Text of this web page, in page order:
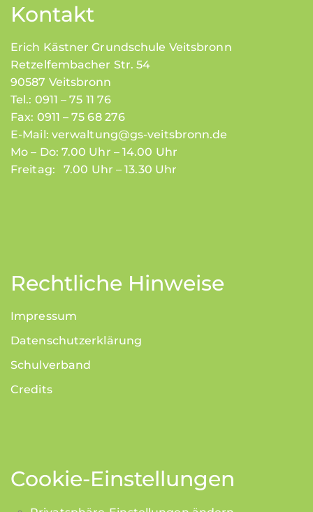
Kontakt
Erich Kästner Grundschule Veitsbronn
Retzelfembacher Str. 54
90587 Veitsbronn
Tel.: 0911 – 75 11 76
Fax: 0911 – 75 68 276
E-Mail: verwaltung@gs-veitsbronn.de
Mo – Do: 7.00 Uhr – 14.00 Uhr
Freitag: 7.00 Uhr – 13.30 Uhr
Rechtliche Hinweise
Impressum
Datenschutzerklärung
Schulverband
Credits
Cookie-Einstellungen